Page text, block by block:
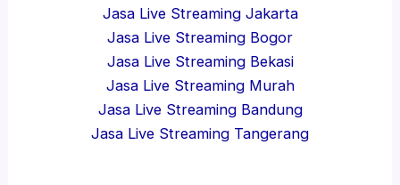
Jasa Live Streaming Jakarta
Jasa Live Streaming Bogor
Jasa Live Streaming Bekasi
Jasa Live Streaming Murah
Jasa Live Streaming Bandung
Jasa Live Streaming Tangerang